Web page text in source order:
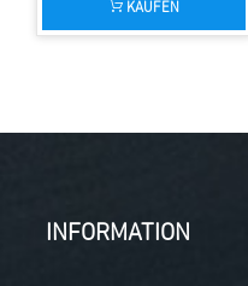
KAUFEN
INFORMATION